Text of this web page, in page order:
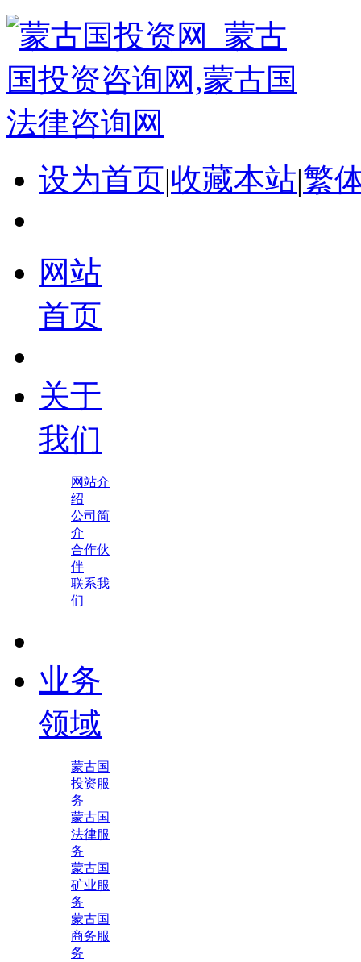
设为首页|收藏本站|繁
网站
首页
关于
我们
网站介
绍
公司简
介
合作伙
伴
联系我
们
业务
领域
蒙古国
投资服
务
蒙古国
法律服
务
蒙古国
矿业服
务
蒙古国
商务服
务